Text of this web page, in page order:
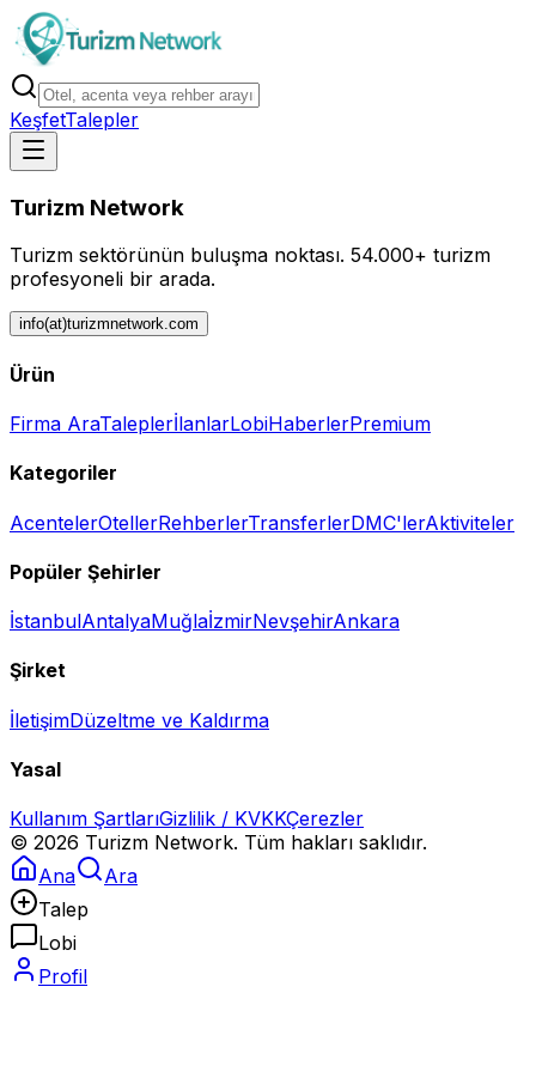
KeşfetTalepler
Turizm Network
Turizm sektörünün buluşma noktası. 54.000+ turizm
profesyoneli bir arada.
info(at)turizmnetwork.com
Ürün
Firma AraTaleplerİlanlarLobiHaberlerPremium
Kategoriler
AcentelerOtellerRehberlerTransferlerDMC'lerAktiviteler
Popüler Şehirler
İstanbulAntalyaMuğlaİzmirNevşehirAnkara
Şirket
İletişimDüzeltme ve Kaldırma
Yasal
Kullanım ŞartlarıGizlilik / KVKKÇerezler
© 2026 Turizm Network. Tüm hakları saklıdır.
Ana
Ara
Talep
Lobi
Profil